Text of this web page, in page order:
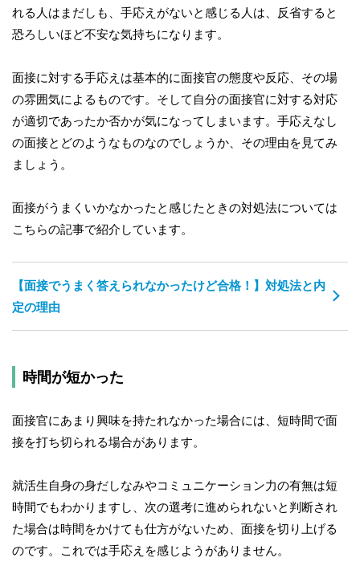
れる人はまだしも、手応えがないと感じる人は、反省すると
恐ろしいほど不安な気持ちになります。
面接に対する手応えは基本的に面接官の態度や反応、その場
の雰囲気によるものです。そして自分の面接官に対する対応
が適切であったか否かが気になってしまいます。手応えなし
の面接とどのようなものなのでしょうか、その理由を見てみ
ましょう。
面接がうまくいかなかったと感じたときの対処法については
こちらの記事で紹介しています。
【面接でうまく答えられなかったけど合格！】対処法と内
定の理由
時間が短かった
面接官にあまり興味を持たれなかった場合には、短時間で面
接を打ち切られる場合があります。
就活生自身の身だしなみやコミュニケーション力の有無は短
時間でもわかりますし、次の選考に進められないと判断され
た場合は時間をかけても仕方がないため、面接を切り上げる
のです。これでは手応えを感じようがありません。